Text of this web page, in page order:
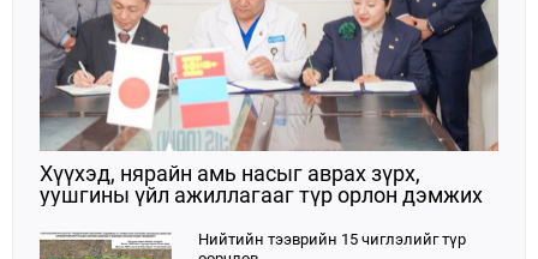
Хүүхэд, нярайн амь насыг аврах зүрх,
уушгины үйл ажиллагааг түр орлон дэмжих
Нийтийн тээврийн 15 чиглэлийг түр